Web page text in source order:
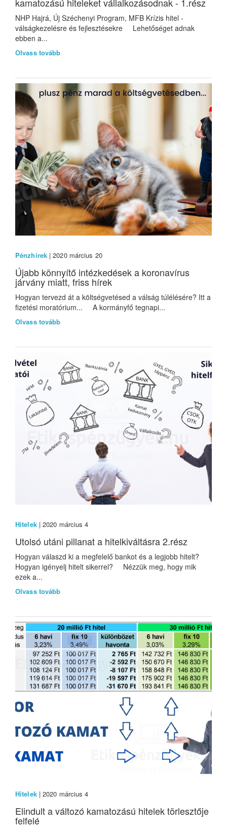
NHP Hajrá, Új Széchenyi Program, MFB Krízis hitel -
válságkezelésre és fejlesztésekre Lehetőséget adnak
ebben a...
Olvass tovább
Pénzhírek| 2020 március 20
Újabb könnyítő intézkedések a koronavírus
járvány miatt, friss hírek
Hogyan tervezd át a költségvetésed a válság túlélésére? Itt a
fizetési moratórium... A kormányfő tegnapi...
Olvass tovább
Hitelek| 2020 március 4
Utolsó utáni pillanat a hitelkiváltásra 2.rész
Hogyan válaszd ki a megfelelő bankot és a legjobb hitelt?
Hogyan igényelj hitelt sikerrel? Nézzük meg, hogy mik
ezek a...
Olvass tovább
Hitelek| 2020 március 4
Elindult a változó kamatozású hitelek törlesztője
felfelé